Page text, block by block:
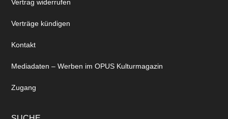
Vertrag widerrufen
Verträge kündigen
Kontakt
Mediadaten – Werben im OPUS Kulturmagazin
Zugang